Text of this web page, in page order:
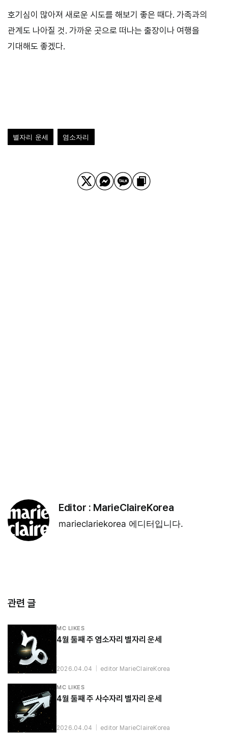
호기심이 많아져 새로운 시도를 해보기 좋은 때다. 가족과의
관계도 나아질 것. 가까운 곳으로 떠나는 출장이나 여행을
기대해도 좋겠다.
별자리 운세 염소자리
Editor : MarieClaireKorea
marieclariekorea 에디터입니다.
관련 글
MC LIKES
4월 둘째 주 염소자리 별자리 운세
2026.04.04 editor MarieClaireKorea
MC LIKES
4월 둘째 주 사수자리 별자리 운세
2026.04.04 editor MarieClaireKorea